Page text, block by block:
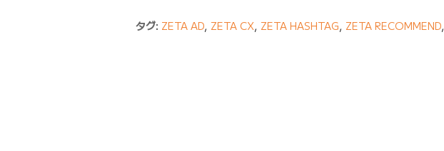
タグ: ZETA AD, ZETA CX, ZETA HASHTAG, ZETA RECOMMEND,